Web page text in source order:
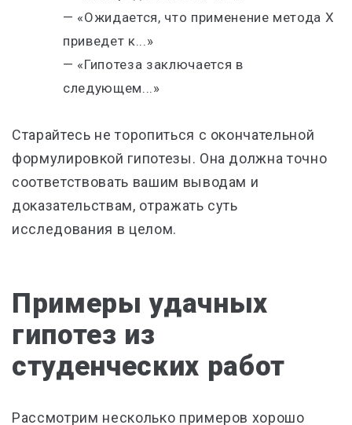
— «Ожидается, что применение метода X
приведет к...»
— «Гипотеза заключается в
следующем...»
Старайтесь не торопиться с окончательной
формулировкой гипотезы. Она должна точно
соответствовать вашим выводам и
доказательствам, отражать суть
исследования в целом.
Примеры удачных
гипотез из
студенческих работ
Рассмотрим несколько примеров хорошо